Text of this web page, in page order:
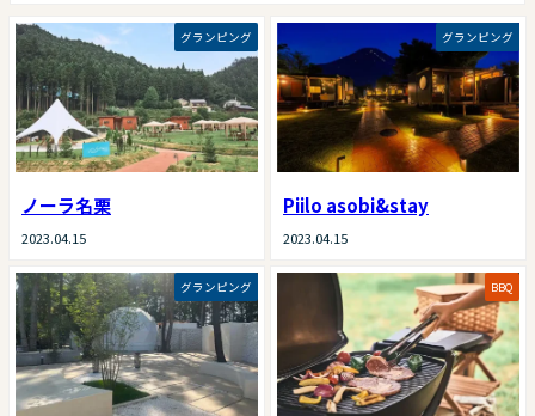
グランピング
ノーラ名栗
2023.04.15
グランピング
Piilo asobi&stay
2023.04.15
グランピング BBQ